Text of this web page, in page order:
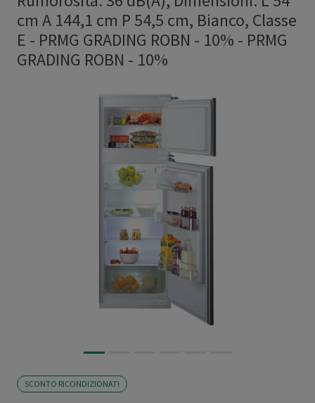
cm A 144,1 cm P 54,5 cm, Bianco, Classe
E - PRMG GRADING ROBN - 10% - PRMG
GRADING ROBN - 10%
SCONTO RICONDIZIONATI